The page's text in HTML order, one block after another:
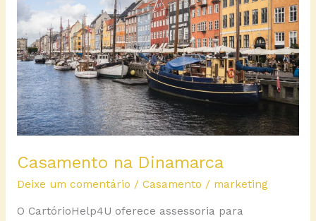
Casamento na Dinamarca
Deixe um comentário / Casamento / marketing
O CartórioHelp4U oferece assessoria para